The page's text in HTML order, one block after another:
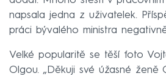
napsala jedna z uživatelek.
práci bývalého ministra
Velké popularitě se těší foto
Olgou. „Děkuji své úžasné ženě